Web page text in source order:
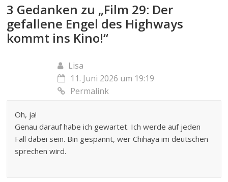
3 Gedanken zu „Film 29: Der
gefallene Engel des Highways
kommt ins Kino!“
Lisa
11. Juni 2026 um 19:19
Permalink
Oh, ja!
Genau darauf habe ich gewartet. Ich werde auf jeden
Fall dabei sein. Bin gespannt, wer Chihaya im deutschen
sprechen wird.